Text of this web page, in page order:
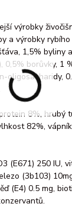
výrobky
a výrobky
1,5% byliny
0,5% borůvky, 1
oligosacharidy,
8%, hrubý
82%,
(E671) 250 IU,
(3b103)
(E4) 0.5 mg,